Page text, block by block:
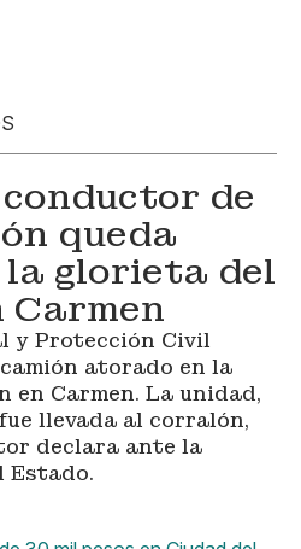
de
queda
glorieta del
Carmen
y Protección Civil
atorado en la
en Carmen. La unidad,
llevada al corralón,
declara ante la
Estado.